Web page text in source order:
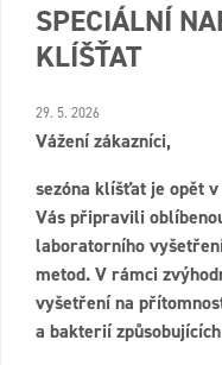
SPECIÁLNÍ
KLÍŠŤAT
29. 5. 2026
Vážení zákazníci,
sezóna klíšťat je opět
Vás připravili
laboratorního
metod. V rámci
vyšetření na
a bakterií